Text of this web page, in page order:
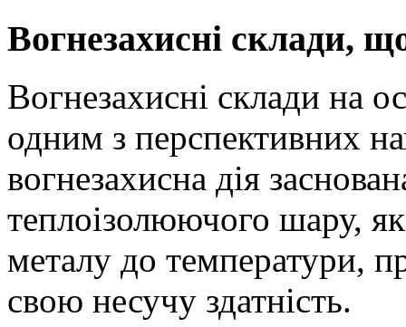
Вогнезахисні склади,
Вогнезахисні склади на
одним з перспективних
вогнезахисна дія
теплоізолюючого шару,
металу до температури,
свою несучу здатність.